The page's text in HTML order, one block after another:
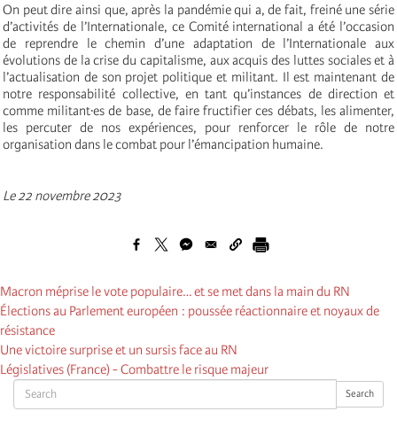
Search Search
On peut dire ainsi que, après la pandémie qui a, de fait, freiné une série
d’activités de l’Internationale, ce Comité international a été l’occasion
de reprendre le chemin d’une adaptation de l’Internationale aux
évolutions de la crise du capitalisme, aux acquis des luttes sociales et à
l’actualisation de son projet politique et militant. Il est maintenant de
notre responsabilité collective, en tant qu’instances de direction et
comme militant·es de base, de faire fructifier ces débats, les alimenter,
les percuter de nos expériences, pour renforcer le rôle de notre
organisation dans le combat pour l’émancipation humaine.
Le 22 novembre 2023
Macron méprise le vote populaire… et se met dans la main du RN
Élections au Parlement européen : poussée réactionnaire et noyaux de
résistance
Une victoire surprise et un sursis face au RN
Législatives (France) - Combattre le risque majeur